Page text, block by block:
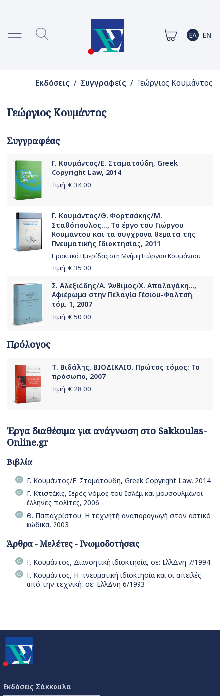
Εκδόσεις / Συγγραφείς / Γεώργιος Κουμάντος
Γεώργιος Κουμάντος
Συγγραφέας
Γ. Κουμάντος/Ε. Σταματούδη, Greek
Copyright Law, 2014
Τιμή: € 34,00
Γ. Κουμάντος/Θ. Φορτσάκης/Μ.
Σταθόπουλος..., Το έργο του Γιώργου
Κουμάντου και τα σύγχρονα θέματα της
Πνευματικής Ιδιοκτησίας, 2011
Πρακτικά Ημερίδας στη Μνήμη Γιώργου Κουμάντου
Τιμή: € 35,00
Σ. Αλεξιάδης/Α. Άνθιμος/Χ. Απαλαγάκη...,
Αφιέρωμα στην Πελαγία Γέσιου-Φαλτσή,
τόμ. 1, 2007
Τιμή: € 50,00
Πρόλογος
Τ. Βιδάλης, ΒΙΟΔΙΚΑΙΟ. Πρώτος τόμος: Το
πρόσωπο, 2007
Τιμή: € 28,00
Έργα διαθέσιμα για ανάγνωση στο Sakkoulas-
Online.gr
Βιβλία
Γ. Κουμάντος/Ε. Σταματούδη, Greek Copyright Law, 2014
Γ. Κτιστάκις, Ιερός νόμος του Ισλάμ και μουσουλμάνοι
έλληνες πολίτες, 2006
Θ. Παπαχρίστου, Η τεχνητή αναπαραγωγή στον αστικό
κώδικα, 2003
Άρθρα - Μελέτες - Γνωμοδοτήσεις
Γ. Κουμάντος, Διανοητική ιδιοκτησία, σε: ΕλλΔνη 7/1994
Γ. Κουμάντος, Η πνευματική ιδιοκτησία και οι απειλές
από την τεχνική, σε: ΕλλΔνη 6/1993
Εκδόσεις Σάκκουλα